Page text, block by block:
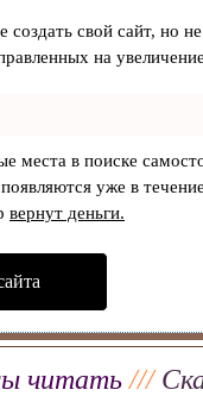
создать свой сайт, но
на
места в поиске
уже в
вернут деньги.
читать///